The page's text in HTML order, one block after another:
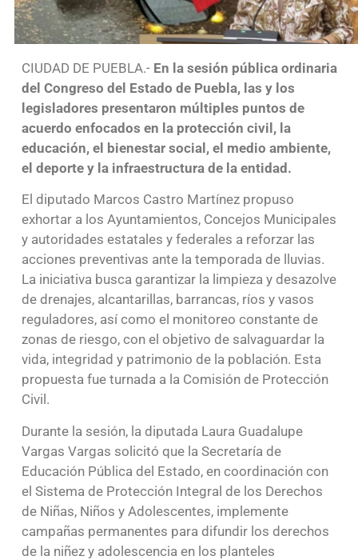
CIUDAD DE PUEBLA.- En la sesión pública ordinaria
del Congreso del Estado de Puebla, las y los
legisladores presentaron múltiples puntos de
acuerdo enfocados en la protección civil, la
educación, el bienestar social, el medio ambiente,
el deporte y la infraestructura de la entidad.
El diputado Marcos Castro Martínez propuso
exhortar a los Ayuntamientos, Concejos Municipales
y autoridades estatales y federales a reforzar las
acciones preventivas ante la temporada de lluvias.
La iniciativa busca garantizar la limpieza y desazolve
de drenajes, alcantarillas, barrancas, ríos y vasos
reguladores, así como el monitoreo constante de
zonas de riesgo, con el objetivo de salvaguardar la
vida, integridad y patrimonio de la población. Esta
propuesta fue turnada a la Comisión de Protección
Civil.
Durante la sesión, la diputada Laura Guadalupe
Vargas Vargas solicitó que la Secretaría de
Educación Pública del Estado, en coordinación con
el Sistema de Protección Integral de los Derechos
de Niñas, Niños y Adolescentes, implemente
campañas permanentes para difundir los derechos
de la niñez y adolescencia en los planteles